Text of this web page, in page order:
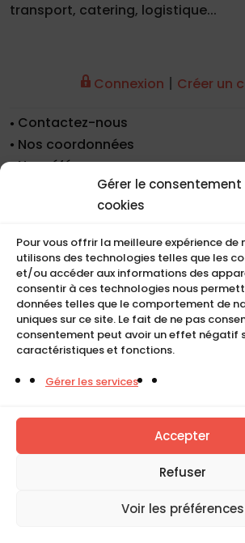
Gérer le consentement
cookies
Pour vous offrir la meilleure expérience de
utilisons des technologies telles que les
et/ou accéder aux informations des
consentir à ces technologies nous
données telles que le comportement de
uniques sur ce site. Le fait de ne pas
consentement peut avoir un effet négatif
caractéristiques et fonctions.
Gérer les services
Accepter
Refuser
Voir les préférences
transport, catering, logistique...
Connexion | Créer un
Contactez-nous
Nos coordonnées
Nos références
Recrutement
Conditions de location
Mentions légales
Politique de cookies (UE)
COMPACT
95195 BP30523
0033(0)1 34 04 76 51